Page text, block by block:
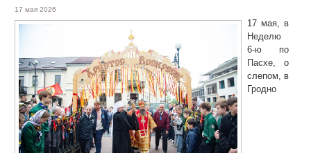
17 мая 2026
17 мая, в
Неделю
6-ю по
Пасхе, о
слепом, в
Гродно